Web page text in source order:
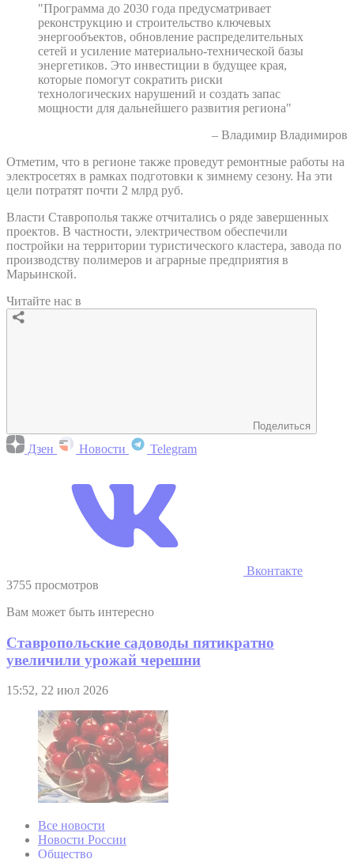
"Программа до 2030 года предусматривает
реконструкцию и строительство ключевых
энергообъектов, обновление распределительных
сетей и усиление материально-технической базы
энергетиков. Это инвестиции в будущее края,
которые помогут сократить риски
технологических нарушений и создать запас
мощности для дальнейшего развития региона"
– Владимир Владимиров
Отметим, что в регионе также проведут ремонтные работы на
электросетях в рамках подготовки к зимнему сезону. На эти
цели потратят почти 2 млрд руб.
Власти Ставрополья также отчитались о ряде завершенных
проектов. В частности, электричеством обеспечили
постройки на территории туристического кластера, завода по
производству полимеров и аграрные предприятия в
Марьинской.
Читайте нас в
Поделиться
Дзен Новости Telegram
Вконтакте
3755 просмотров
Вам может быть интересно
Ставропольские садоводы пятикратно
увеличили урожай черешни
15:52, 22 июл 2026
Все новости
Новости России
Общество